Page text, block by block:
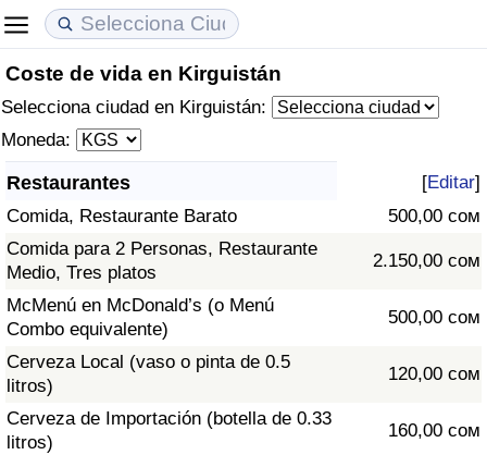
Coste de vida en Kirguistán
Selecciona ciudad en Kirguistán:
Moneda:
Restaurantes [Editar]
Comida, Restaurante Barato
500,00 сом
Comida para 2 Personas, Restaurante
Medio, Tres platos
2.150,00 сом
McMenú en McDonald’s (o Menú
Combo equivalente)
500,00 сом
Cerveza Local (vaso o pinta de 0.5
litros)
120,00 сом
Cerveza de Importación (botella de 0.33
litros)
160,00 сом
Coste de vida
Índice de Costo de Vida (Actual)
Índice de Costo de Vida
Índice de costo de vida por país
en aqaba
Precios de las propiedades
Índice de Precios de Inmuebles (Actual)
Índice de Precios de Inmuebles
Índice de Precios de Inmuebles por País
Calidad de Vida
Índice de Calidad de Vida
Índice de Calidad de Vida (Actual)
Índice de calidad de vida por país
Delincuencia
Calificación del Índice de Criminalidad
(Actual)
Índice de Criminalidad